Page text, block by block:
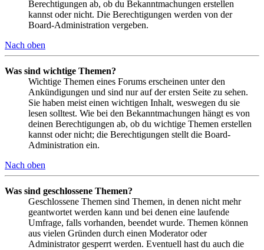
Berechtigungen ab, ob du Bekanntmachungen erstellen
kannst oder nicht. Die Berechtigungen werden von der
Board-Administration vergeben.
Nach oben
Was sind wichtige Themen?
Wichtige Themen eines Forums erscheinen unter den
Ankündigungen und sind nur auf der ersten Seite zu sehen.
Sie haben meist einen wichtigen Inhalt, weswegen du sie
lesen solltest. Wie bei den Bekanntmachungen hängt es von
deinen Berechtigungen ab, ob du wichtige Themen erstellen
kannst oder nicht; die Berechtigungen stellt die Board-
Administration ein.
Nach oben
Was sind geschlossene Themen?
Geschlossene Themen sind Themen, in denen nicht mehr
geantwortet werden kann und bei denen eine laufende
Umfrage, falls vorhanden, beendet wurde. Themen können
aus vielen Gründen durch einen Moderator oder
Administrator gesperrt werden. Eventuell hast du auch die